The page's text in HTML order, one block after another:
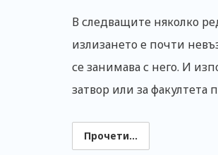
В следващите няколко
излизането е почти
се занимава с него. И
затвор или за факултета
Прочети...